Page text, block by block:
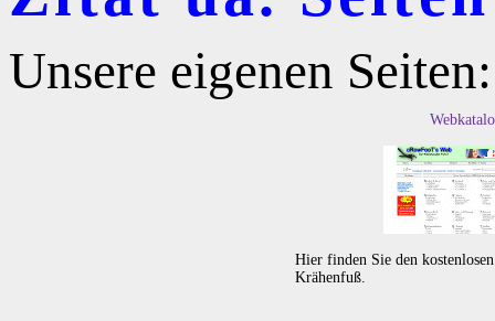
Unsere eigenen Seiten:
Hier finden Sie den
Krähenfuß.